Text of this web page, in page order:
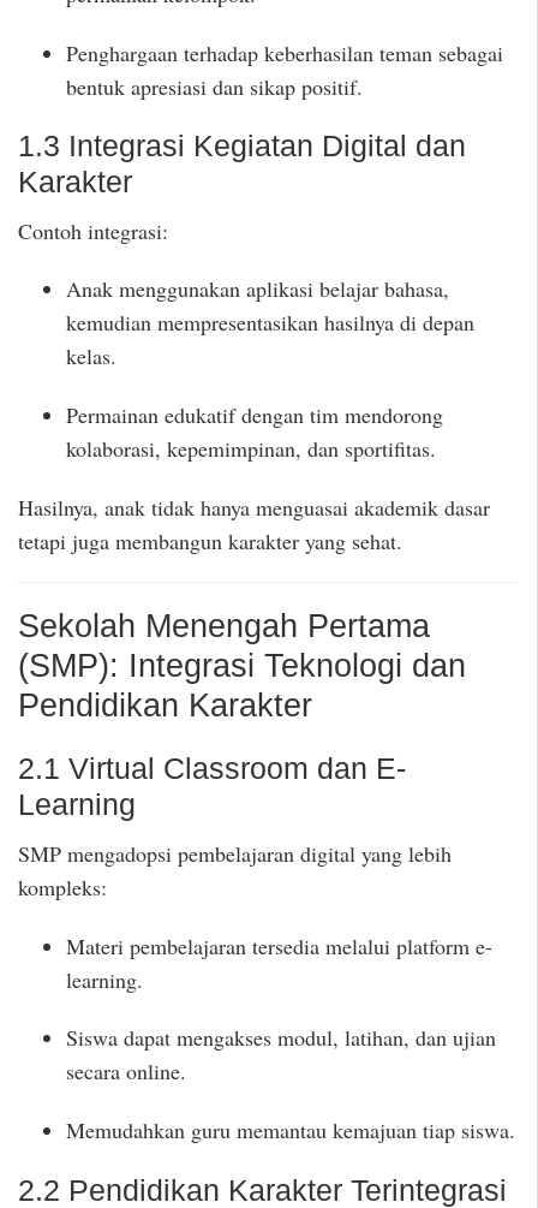
Penghargaan terhadap keberhasilan teman sebagai
bentuk apresiasi dan sikap positif.
1.3 Integrasi Kegiatan Digital dan
Karakter
Contoh integrasi:
Anak menggunakan aplikasi belajar bahasa,
kemudian mempresentasikan hasilnya di depan
kelas.
Permainan edukatif dengan tim mendorong
kolaborasi, kepemimpinan, dan sportifitas.
Hasilnya, anak tidak hanya menguasai akademik dasar
tetapi juga membangun karakter yang sehat.
Sekolah Menengah Pertama
(SMP): Integrasi Teknologi dan
Pendidikan Karakter
2.1 Virtual Classroom dan E-
Learning
SMP mengadopsi pembelajaran digital yang lebih
kompleks:
Materi pembelajaran tersedia melalui platform e-
learning.
Siswa dapat mengakses modul, latihan, dan ujian
secara online.
Memudahkan guru memantau kemajuan tiap siswa.
2.2 Pendidikan Karakter Terintegrasi